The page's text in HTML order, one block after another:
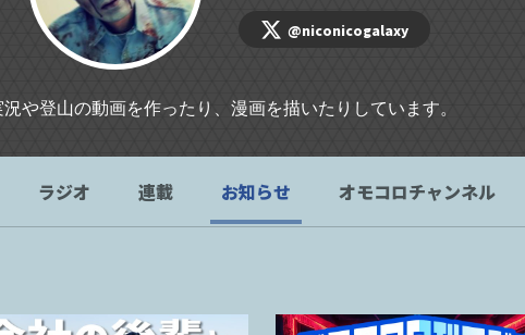
@niconicogalaxy
や登山の動画を作ったり、漫画を描いたりしています。
ラジオ 連載 お知らせ オモコロチャンネル